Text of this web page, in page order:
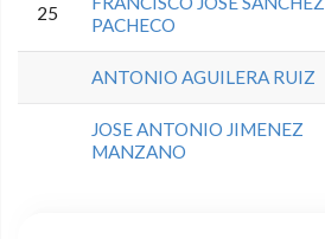
25
PACHECO
ANTONIO AGUILERA RUIZ
JOSE ANTONIO JIMENEZ
MANZANO